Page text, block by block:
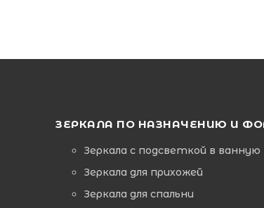
ЗЕРКАЛА ПО НАЗНАЧЕНИЮ И
Зеркала с подсветкой в
Зеркала для прихожей
Зеркала для спальни